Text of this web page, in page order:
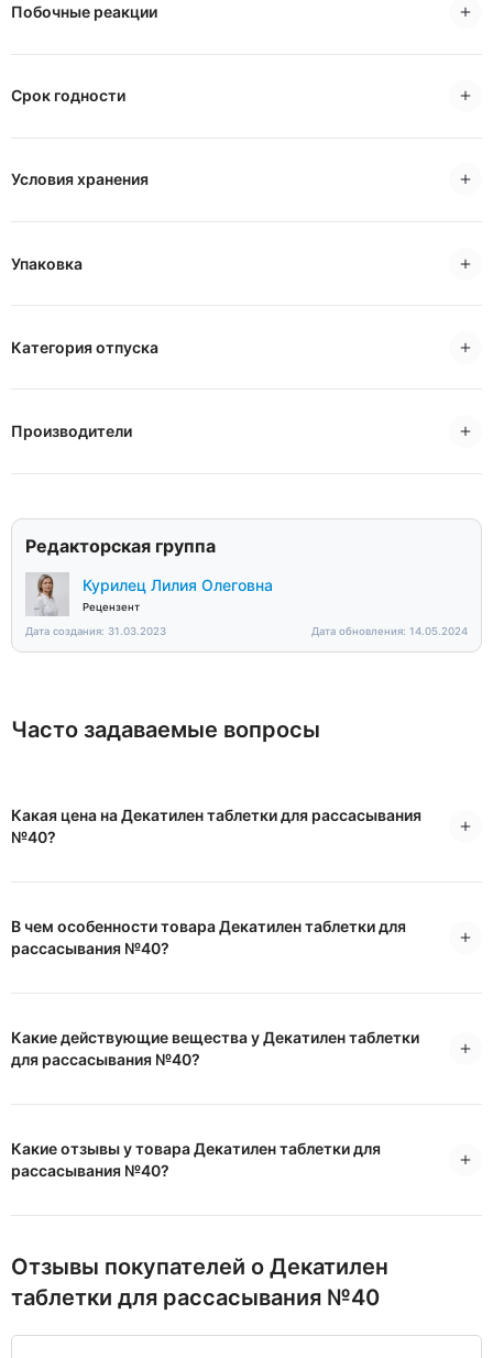
Побочные реакции
Срок годности
Условия хранения
Упаковка
Категория отпуска
Производители
Редакторская группа
Курилец Лилия Олеговна
Рецензент
Дата создания: 31.03.2023
Дата обновления: 14.05.2024
Часто задаваемые вопросы
Какая цена на Декатилен таблетки для рассасывания
№40?
В чем особенности товара Декатилен таблетки для
рассасывания №40?
Какие действующие вещества у Декатилен таблетки
для рассасывания №40?
Какие отзывы у товара Декатилен таблетки для
рассасывания №40?
Отзывы покупателей о Декатилен
таблетки для рассасывания №40